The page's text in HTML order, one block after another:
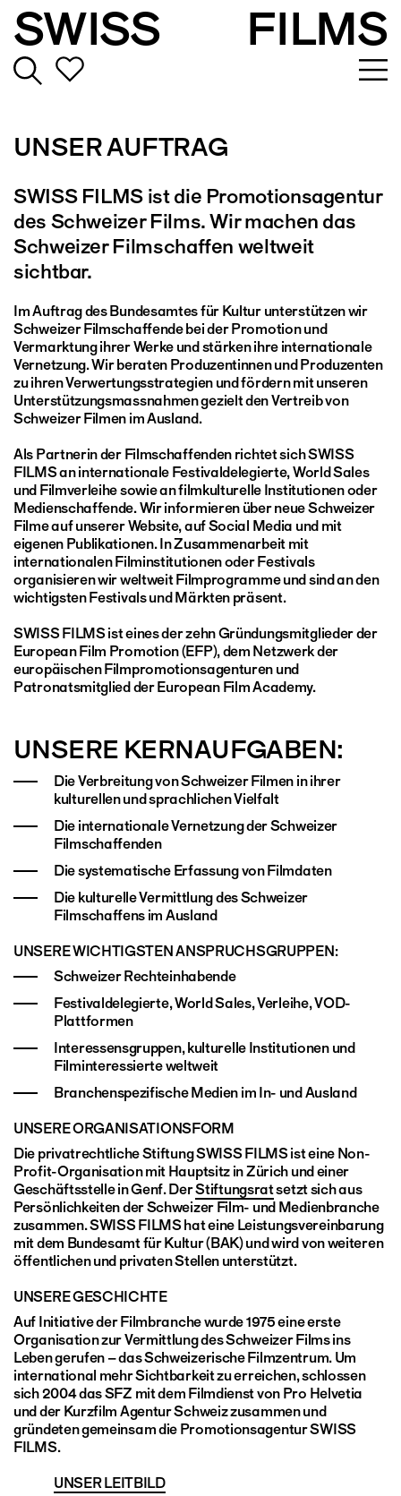
SWISS FILMS
UNSER AUFTRAG
SWISS FILMS ist die Promotionsagentur
des Schweizer Films. Wir machen das
Schweizer Filmschaffen weltweit
sichtbar.
Im Auftrag des Bundesamtes für Kultur unterstützen wir
Schweizer Filmschaffende bei der Promotion und
Vermarktung ihrer Werke und stärken ihre internationale
Vernetzung. Wir beraten Produzentinnen und Produzenten
zu ihren Verwertungsstrategien und fördern mit unseren
Unterstützungsmassnahmen gezielt den Vertreib von
Schweizer Filmen im Ausland.
Als Partnerin der Filmschaffenden richtet sich SWISS
FILMS an internationale Festivaldelegierte, World Sales
und Filmverleihe sowie an filmkulturelle Institutionen oder
Medienschaffende. Wir informieren über neue Schweizer
Filme auf unserer Website, auf Social Media und mit
eigenen Publikationen. In Zusammenarbeit mit
internationalen Filminstitutionen oder Festivals
organisieren wir weltweit Filmprogramme und sind an den
wichtigsten Festivals und Märkten präsent.
SWISS FILMS ist eines der zehn Gründungsmitglieder der
European Film Promotion (EFP), dem Netzwerk der
europäischen Filmpromotionsagenturen und
Patronatsmitglied der European Film Academy.
UNSERE KERNAUFGABEN:
Die Verbreitung von Schweizer Filmen in ihrer
kulturellen und sprachlichen Vielfalt
Die internationale Vernetzung der Schweizer
Filmschaffenden
Die systematische Erfassung von Filmdaten
Die kulturelle Vermittlung des Schweizer
Filmschaffens im Ausland
UNSERE WICHTIGSTEN ANSPRUCHSGRUPPEN:
Schweizer Rechteinhabende
Festivaldelegierte, World Sales, Verleihe, VOD-
Plattformen
Interessensgruppen, kulturelle Institutionen und
Filminteressierte weltweit
Branchenspezifische Medien im In- und Ausland
UNSERE ORGANISATIONSFORM
Die privatrechtliche Stiftung SWISS FILMS ist eine Non-
Profit-Organisation mit Hauptsitz in Zürich und einer
Geschäftsstelle in Genf. DerStiftungsratsetzt sich aus
Persönlichkeiten der Schweizer Film- und Medienbranche
zusammen. SWISS FILMS hat eine Leistungsvereinbarung
mit dem Bundesamt für Kultur (BAK) und wird von weiteren
öffentlichen und privaten Stellen unterstützt.
UNSERE GESCHICHTE
Auf Initiative der Filmbranche wurde 1975 eine erste
Organisation zur Vermittlung des Schweizer Films ins
Leben gerufen – das Schweizerische Filmzentrum. Um
international mehr Sichtbarkeit zu erreichen, schlossen
sich 2004 das SFZ mit dem Filmdienst von Pro Helvetia
und der Kurzfilm Agentur Schweiz zusammen und
gründeten gemeinsam die Promotionsagentur SWISS
FILMS.
UNSER LEITBILD